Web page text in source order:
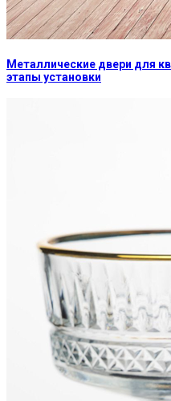
Металлические двери для
этапы установки